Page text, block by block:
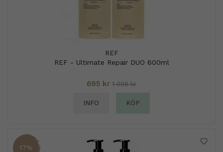
REF
REF - Ultimate Repair DUO 600ml
695 kr 1 098 kr
INFO KÖP
17%